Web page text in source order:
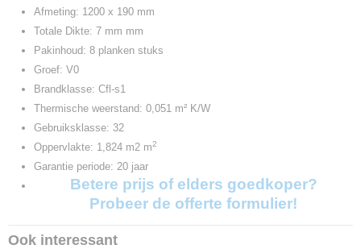
Afmeting: 1200 x 190 mm
Totale Dikte: 7 mm mm
Pakinhoud: 8 planken stuks
Groef: V0
Brandklasse: Cfl-s1
Thermische weerstand: 0,051 m² K/W
Gebruiksklasse: 32
Oppervlakte: 1,824 m2 m2
Garantie periode: 20 jaar
Betere prijs of elders goedkoper?
Probeer de offerte formulier!
Ook interessant